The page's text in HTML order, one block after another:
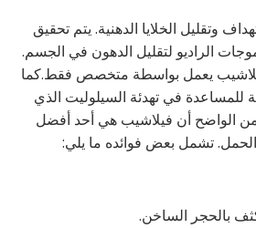
وتقليل الخلايا الدهنية. يتم تحقيق
الراديو لتقليل الدهون في الجسم.
يعمل بواسطة متخصص فقط.كما
للمساعدة في تهدئة السيلوليت الذي
الواضح أن فيلاشيب هي أحد أفضل
الحمل. تشمل بعض فوائده ما يلي:
بالحجر الساخن.